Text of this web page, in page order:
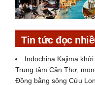
Tin tức đọc
Indochina Kajima
Trung tâm Cần Thơ,
Đồng bằng sông Cửu